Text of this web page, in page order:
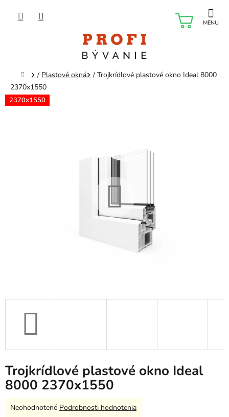
obsah
Domov
/ Plastové okná / Trojkrídlové plastové okno Ideal 8000
2370x1550
2370x1550
Trojkrídlové plastové okno Ideal
8000 2370x1550
Priemerné
Neohodnotené Podrobnosti hodnotenia